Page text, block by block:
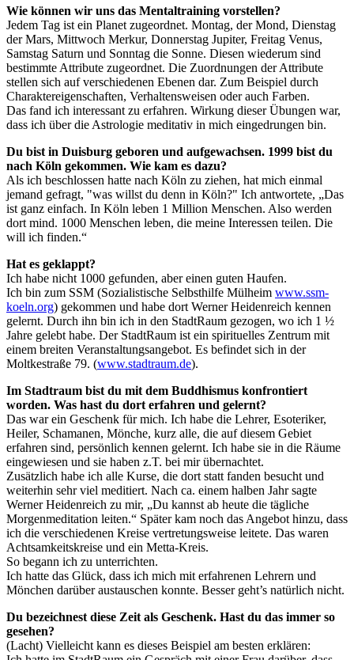
Wie können wir uns das Mentaltraining vorstellen?
Jedem Tag ist ein Planet zugeordnet. Montag, der Mond, Dienstag
der Mars, Mittwoch Merkur, Donnerstag Jupiter, Freitag Venus,
Samstag Saturn und Sonntag die Sonne. Diesen wiederum sind
bestimmte Attribute zugeordnet. Die Zuordnungen der Attribute
stellen sich auf verschiedenen Ebenen dar. Zum Beispiel durch
Charaktereigenschaften, Verhaltensweisen oder auch Farben.
Das fand ich interessant zu erfahren. Wirkung dieser Übungen war,
dass ich über die Astrologie meditativ in mich eingedrungen bin.
Du bist in Duisburg geboren und aufgewachsen. 1999 bist du
nach Köln gekommen. Wie kam es dazu?
Als ich beschlossen hatte nach Köln zu ziehen, hat mich einmal
jemand gefragt, "was willst du denn in Köln?" Ich antwortete, „Das
ist ganz einfach. In Köln leben 1 Million Menschen. Also werden
dort mind. 1000 Menschen leben, die meine Interessen teilen. Die
will ich finden.“
Hat es geklappt?
Ich habe nicht 1000 gefunden, aber einen guten Haufen.
Ich bin zum SSM (Sozialistische Selbsthilfe Mülheim www.ssm-
koeln.org) gekommen und habe dort Werner Heidenreich kennen
gelernt. Durch ihn bin ich in den StadtRaum gezogen, wo ich 1 ½
Jahre gelebt habe. Der StadtRaum ist ein spirituelles Zentrum mit
einem breiten Veranstaltungsangebot. Es befindet sich in der
Moltkestraße 79. (www.stadtraum.de).
Im Stadtraum bist du mit dem Buddhismus konfrontiert
worden. Was hast du dort erfahren und gelernt?
Das war ein Geschenk für mich. Ich habe die Lehrer, Esoteriker,
Heiler, Schamanen, Mönche, kurz alle, die auf diesem Gebiet
erfahren sind, persönlich kennen gelernt. Ich habe sie in die Räume
eingewiesen und sie haben z.T. bei mir übernachtet.
Zusätzlich habe ich alle Kurse, die dort statt fanden besucht und
weiterhin sehr viel meditiert. Nach ca. einem halben Jahr sagte
Werner Heidenreich zu mir, „Du kannst ab heute die tägliche
Morgenmeditation leiten.“ Später kam noch das Angebot hinzu, dass
ich die verschiedenen Kreise vertretungsweise leitete. Das waren
Achtsamkeitskreise und ein Metta-Kreis.
So begann ich zu unterrichten.
Ich hatte das Glück, dass ich mich mit erfahrenen Lehrern und
Mönchen darüber austauschen konnte. Besser geht’s natürlich nicht.
Du bezeichnest diese Zeit als Geschenk. Hast du das immer so
gesehen?
(Lacht) Vielleicht kann es dieses Beispiel am besten erklären: